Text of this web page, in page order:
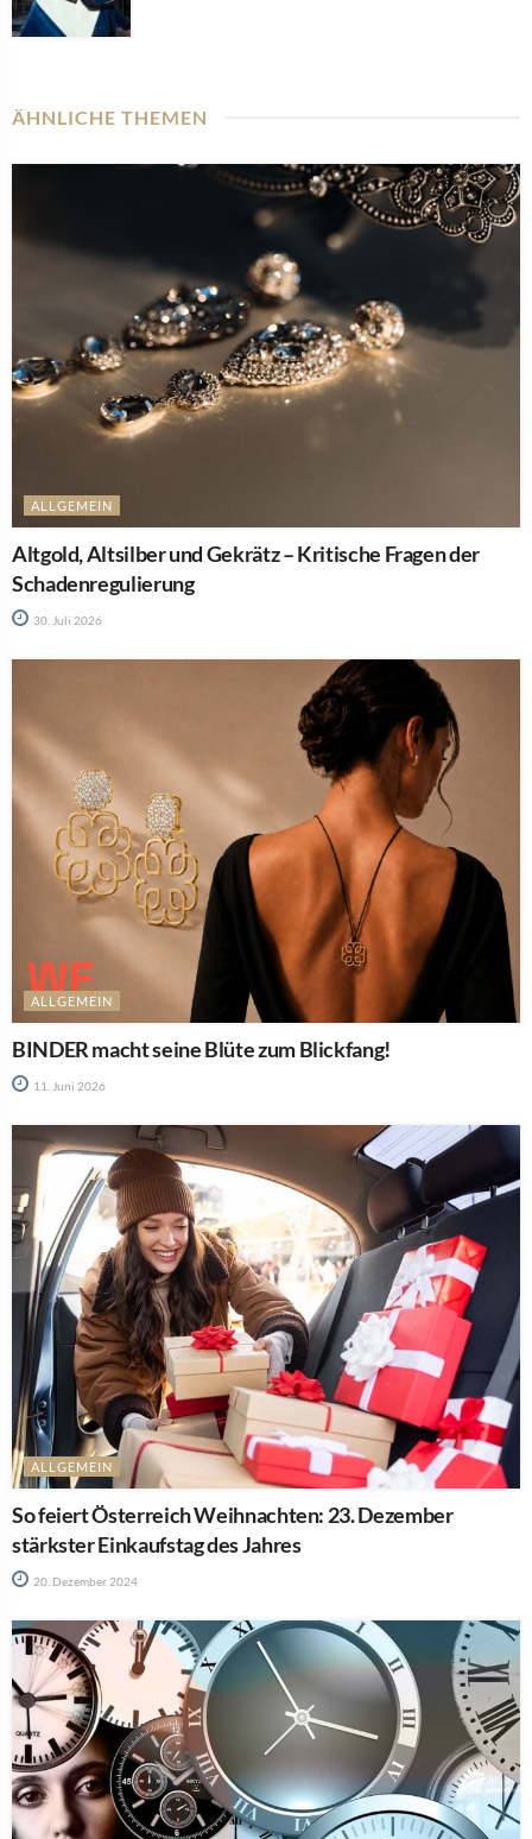
ÄHNLICHE THEMEN
ALLGEMEIN
Altgold, Altsilber und Gekrätz – Kritische Fragen der
Schadenregulierung
30. Juli 2026
ALLGEMEIN
BINDER macht seine Blüte zum Blickfang!
11. Juni 2026
ALLGEMEIN
So feiert Österreich Weihnachten: 23. Dezember
stärkster Einkaufstag des Jahres
20. Dezember 2024